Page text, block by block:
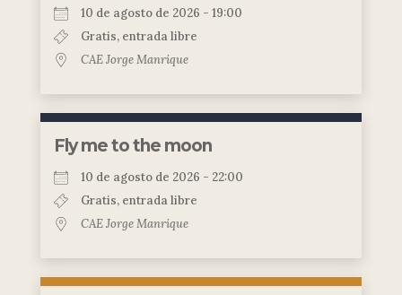
10 de agosto de 2026 - 19:00
Gratis, entrada libre
CAE Jorge Manrique
Fly me to the moon
10 de agosto de 2026 - 22:00
Gratis, entrada libre
CAE Jorge Manrique